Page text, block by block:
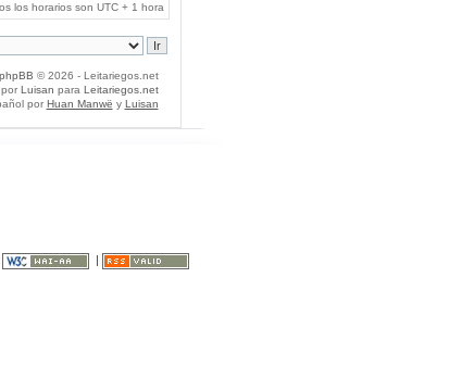
los horarios son UTC + 1 hora
phpBB © 2026 - Leitariegos.net
Luisan para Leitariegos.net
por Huan Manwë y Luisan